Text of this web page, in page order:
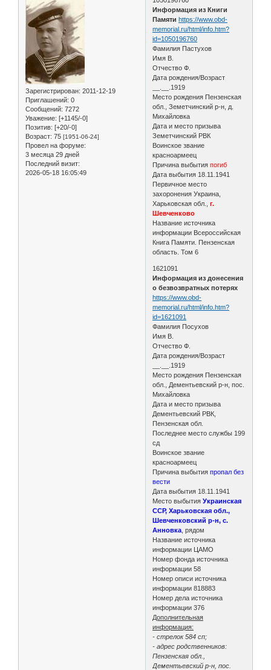
Зарегистрирован: 2011-12-19
Приглашений: 0
Сообщений: 7272
Уважение: [+1145/-0]
Позитив: [+20/-0]
Возраст: 75 [1951-06-24]
Провел на форуме:
3 месяца 29 дней
Последний визит:
2026-05-18 16:05:49
Информация из Книги
Памяти https://www.obd-
memorial.ru/html/info.htm?
id=1050196760
Фамилия Пастухов
Имя В.
Отчество Ф.
Дата рождения/Возраст
__.__.1919
Место рождения Пензенская
обл., Земетчинский р-н, д.
Михайловка
Дата и место призыва
Земетчинский РВК
Воинское звание
красноармеец
Причина выбытияпогиб
Дата выбытия 18.11.1941
Первичное место
захоронения Украина,
Харьковская обл.,г.
Шевченково
Название источника
информации Всероссийская
Книга Памяти. Пензенская
область. Том 6
1621091
Информация из донесения
о безвозвратных потерях
https://www.obd-
memorial.ru/html/info.htm?
id=1621091
Фамилия Посухов
Имя В.
Отчество Ф.
Дата рождения/Возраст
__.__.1919
Место рождения Пензенская
обл., Дементьевский р-н, пос.
Михайловка
Дата и место призыва
Дементьевский РВК,
Пензенская обл.
Последнее место службы 199
сд
Воинское звание
красноармеец
Причина выбытияпропал без
вести
Дата выбытия 18.11.1941
Место выбытияУкраинская
ССР, Харьковская обл.,
Шевченковский р-н, с.
Анновка , рядом
Название источника
информации ЦАМО
Номер фонда источника
информации 58
Номер описи источника
информации 818883
Номер дела источника
информации 376
Дополнительная
информация:
- стрелок 584 сп;
- адрес родственников:
Пензенская обл.,
Дементьевский р-н, пос.